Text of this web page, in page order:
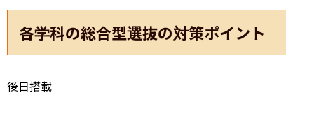
各学科の総合型選抜の対策ポイント
後日搭載